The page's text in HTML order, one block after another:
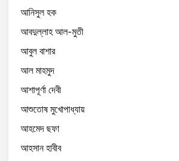
আনিসুল হক
আবদুল্লাহ আল-মুতী
আবুল বাশার
আল মাহমুদ
আশাপূর্ণা দেবী
আশুতোষ মুখোপাধ্যায়
আহমেদ ছফা
আহসান হাবীব